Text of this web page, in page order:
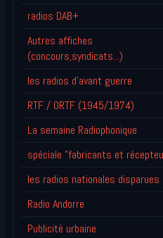
radios DAB+
Autres affiches
(concours,syndicats...)
les radios d'avant guerre
RTF / ORTF (1945/1974)
La semaine Radiophonique
spéciale "fabricants et
les radios nationales disparues
Radio Andorre
Publicité urbaine